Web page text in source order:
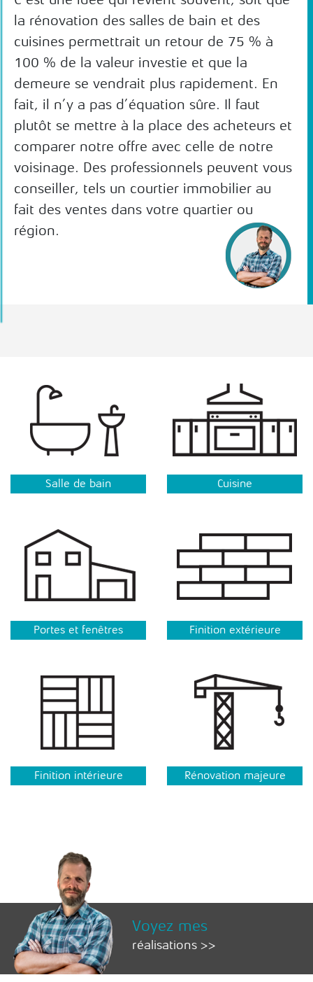
la rénovation des salles de bain et des
cuisines permettrait un retour de 75 % à
100 % de la valeur investie et que la
demeure se vendrait plus rapidement. En
fait, il n’y a pas d’équation sûre. Il faut
plutôt se mettre à la place des acheteurs et
comparer notre offre avec celle de notre
voisinage. Des professionnels peuvent vous
conseiller, tels un courtier immobilier au
fait des ventes dans votre quartier ou
région.
Salle de bain Cuisine
Portes et fenêtres Finition extérieure
Finition intérieure Rénovation majeure
Voyez mes
réalisations >>